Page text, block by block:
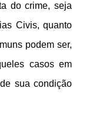
do crime, seja
Civis, quanto
podem ser,
casos em
sua condição